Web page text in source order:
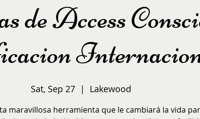
Access
Sat, Sep 27
  |
Lakewood
maravillosa herramienta que le cambiará la vida